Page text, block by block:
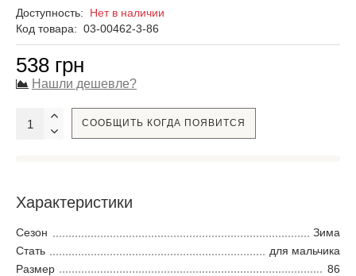
Доступность: Нет в наличии
Код товара: 03-00462-3-86
538 грн
Нашли дешевле?
СООБЩИТЬ КОГДА ПОЯВИТСЯ
Характеристики
Сезон
Зима
Стать
для мальчика
Размер
86